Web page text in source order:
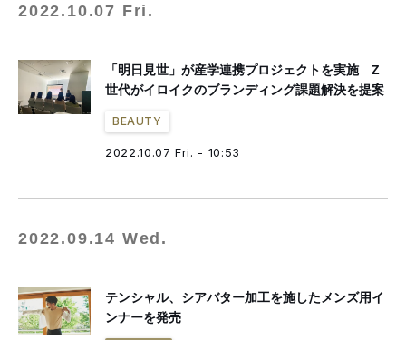
2022.10.07 Fri.
「明日見世」が産学連携プロジェクトを実施 Z
世代がイロイクのブランディング課題解決を提案
BEAUTY
2022.10.07 Fri. - 10:53
2022.09.14 Wed.
テンシャル、シアバター加工を施したメンズ用イ
ンナーを発売